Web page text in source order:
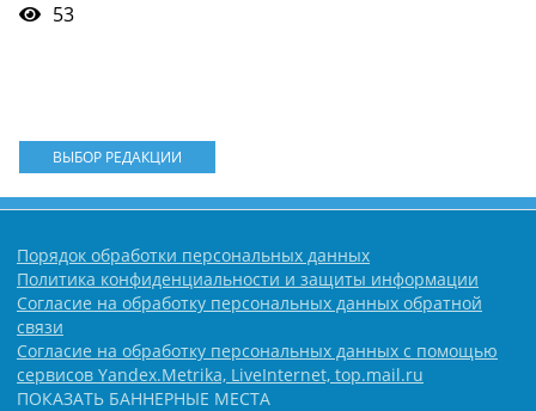
53
ВЫБОР РЕДАКЦИИ
Порядок обработки персональных данных
Политика конфиденциальности и защиты информации
Согласие на обработку персональных данных обратной
связи
Согласие на обработку персональных данных с помощью
сервисов Yandex.Metrika, LiveInternet, top.mail.ru
ПОКАЗАТЬ БАННЕРНЫЕ МЕСТА